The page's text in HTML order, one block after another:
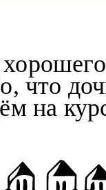
что
на